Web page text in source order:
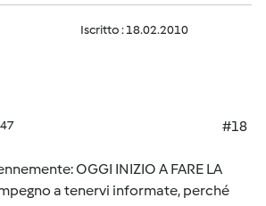
Iscritto : 18.02.2010
#18
OGGI INIZIO A FARE LA
impegno a tenervi informate, perché